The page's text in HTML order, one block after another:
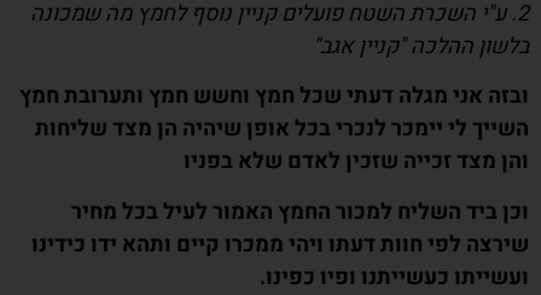
2. ע"י השכרת השטח פועלים קניין נוסף לחמץ מה שמכונה
בלשון ההלכה "קניין אגב"
ובזה אני מגלה דעתי שכל חמץ וחשש חמץ ותערובת חמץ
השייך לי יימכר לנכרי בכל אופן שיהיה הן מצד שליחות
והן מצד זכייה שזכין לאדם שלא בפניו
וכן ביד השליח למכור החמץ האמור לעיל בכל מחיר
שירצה לפי חוות דעתו ויהי ממכרו קיים ותהא ידו כידינו
ועשייתו כעשייתנו ופיו כפינו.